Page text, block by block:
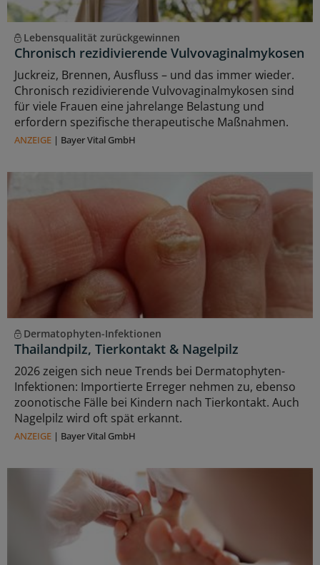
Lebensqualität zurückgewinnen
Chronisch rezidivierende Vulvovaginalmykosen
Juckreiz, Brennen, Ausfluss – und das immer wieder.
Chronisch rezidivierende Vulvovaginalmykosen sind
für viele Frauen eine jahrelange Belastung und
erfordern spezifische therapeutische Maßnahmen.
ANZEIGE | Bayer Vital GmbH
Dermatophyten-Infektionen
Thailandpilz, Tierkontakt & Nagelpilz
2026 zeigen sich neue Trends bei Dermatophyten-
Infektionen: Importierte Erreger nehmen zu, ebenso
zoonotische Fälle bei Kindern nach Tierkontakt. Auch
Nagelpilz wird oft spät erkannt.
ANZEIGE | Bayer Vital GmbH